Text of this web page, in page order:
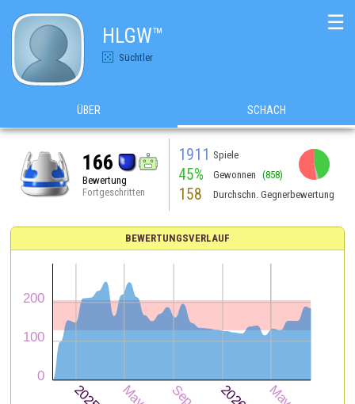
HLGW™
Süchtler
☰
ÜBER SCHACH
166
Bewertung
Fortgeschritten
1911 Spiele
45% Gewonnen (858)
158 Durchschn. Gegnerbewertung
BEWERTUNGSVERLAUF